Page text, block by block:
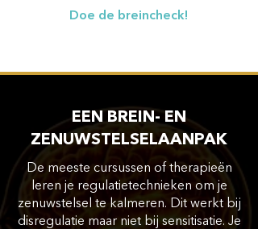
Doe de breincheck!
EEN BREIN- EN
ZENUWSTELSELAANPAK
De meeste cursussen of therapieën
leren je regulatietechnieken om je
zenuwstelsel te kalmeren. Dit werkt bij
disregulatie maar niet bij sensitisatie. Je